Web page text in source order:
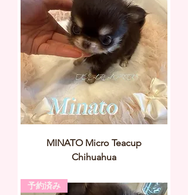
MINATO Micro Teacup
Chihuahua
予約済み